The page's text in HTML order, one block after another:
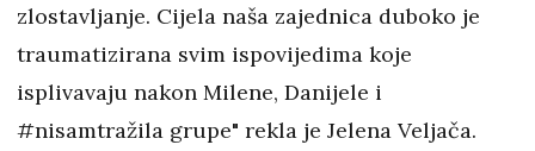
zlostavljanje. Cijela naša zajednica duboko je
traumatizirana svim ispovijedima koje
isplivavaju nakon Milene, Danijele i
#nisamtražila grupe" rekla je Jelena Veljača.